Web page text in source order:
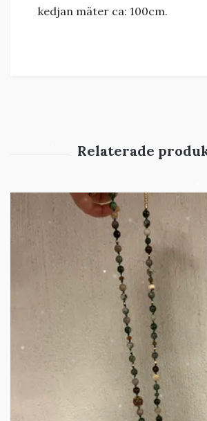
kedjan mäter ca: 100cm.